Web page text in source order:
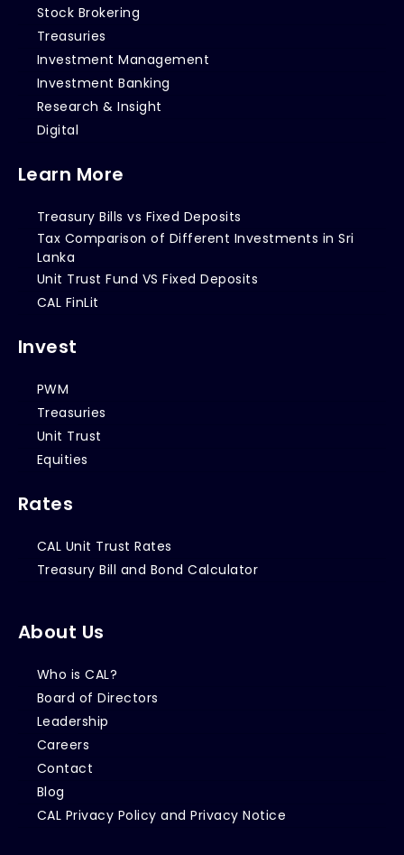
Stock Brokering
Treasuries
Investment Management
Investment Banking
Research & Insight
Digital
Learn More
Treasury Bills vs Fixed Deposits
Tax Comparison of Different Investments in Sri
Lanka
Unit Trust Fund VS Fixed Deposits
CAL FinLit
Invest
PWM
Treasuries
Unit Trust
Equities
Rates
CAL Unit Trust Rates
Treasury Bill and Bond Calculator
About Us
Who is CAL?
Board of Directors
Leadership
Careers
Contact
Blog
CAL Privacy Policy and Privacy Notice